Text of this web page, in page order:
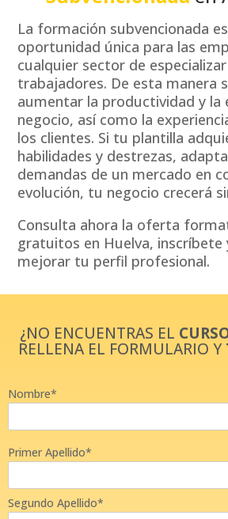
La formación subvencionada
oportunidad única para las
cualquier sector de
trabajadores. De esta manera
aumentar la productividad y la
negocio, así como la
los clientes. Si tu plantilla
habilidades y destrezas,
demandas de un mercado en
evolución, tu negocio crecerá
Consulta ahora la oferta
gratuitos en Huelva, inscríbete
mejorar tu perfil profesional.
¿NO ENCUENTRAS EL
RELLENA EL FORMULARIO Y
Nombre*
Primer Apellido*
Segundo Apellido*